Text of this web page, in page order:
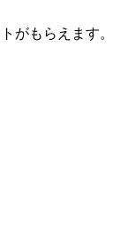
がもらえます。